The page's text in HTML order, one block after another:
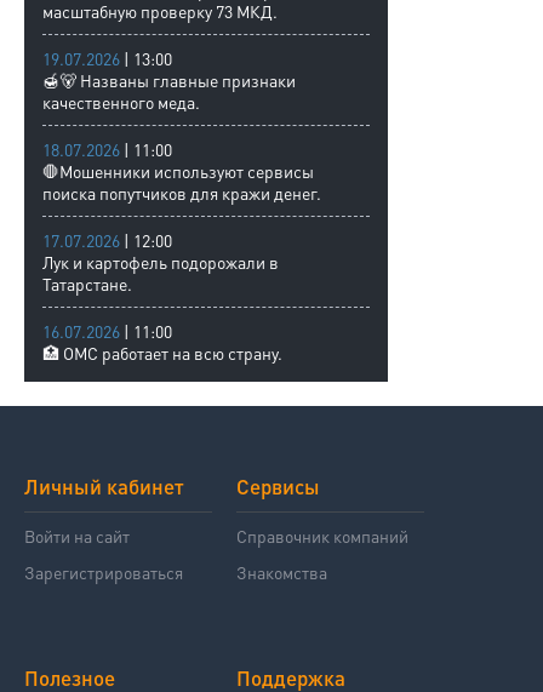
масштабную проверку 73 МКД.
19.07.2026 | 13:00
🍯🐻 Названы главные признаки
качественного меда.
18.07.2026 | 11:00
🛑Мошенники используют сервисы
поиска попутчиков для кражи денег.
17.07.2026 | 12:00
Лук и картофель подорожали в
Татарстане.
16.07.2026 | 11:00
🏥 ОМС работает на всю страну.
Личный кабинет
Войти на сайт
Зарегистрироваться
Сервисы
Справочник компаний
Знакомства
Полезное Поддержка